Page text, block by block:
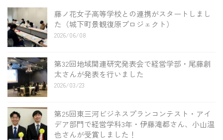
藤ノ花女子高等学校との連携がスタートしまし
た（城下町景観復原プロジェクト）
2026/06/08
第32回地域関連研究発表会で経営学部・尾藤創
太さんが発表を行いました
2026/03/23
第25回東三河ビジネスプランコンテスト・アイ
デア部門で経営学科3年・伊藤滝都さん、小山温
也さんが受賞しました！